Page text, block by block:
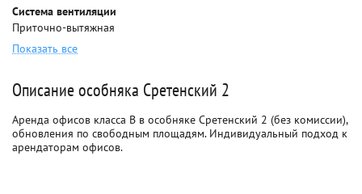
Система вентиляции
Приточно-вытяжная
Показать все
Описание особняка Сретенский 2
Аренда офисов класса B в особняке Сретенский 2 (без комиссии),
обновления по свободным площадям. Индивидуальный подход к
арендаторам офисов.